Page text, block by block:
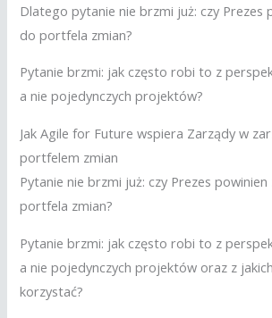
Dlatego pytanie nie brzmi już: czy Prezes
do portfela zmian?
Pytanie brzmi: jak często robi to z
a nie pojedynczych projektów?
Jak Agile for Future wspiera Zarządy w
portfelem zmian
Pytanie nie brzmi już: czy Prezes
portfela zmian?
Pytanie brzmi: jak często robi to z
a nie pojedynczych projektów oraz z
korzystać?